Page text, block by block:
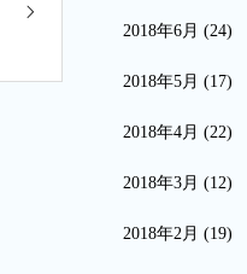
2018年6月 (24)
2018年5月 (17)
2018年4月 (22)
2018年3月 (12)
2018年2月 (19)